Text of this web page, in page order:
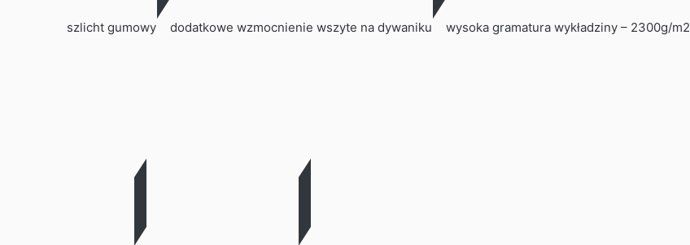
szlicht gumowy dodatkowe wzmocnienie wszyte na dywaniku wysoka gramatura wykładziny – 2300g/m2